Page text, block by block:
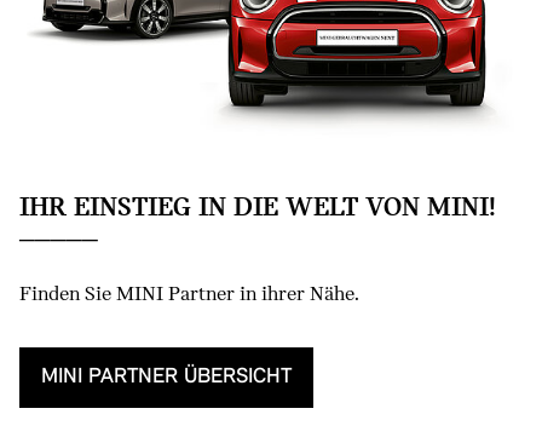
IHR EINSTIEG IN DIE WELT VON MINI!
Finden Sie MINI Partner in ihrer Nähe.
MINI PARTNER ÜBERSICHT